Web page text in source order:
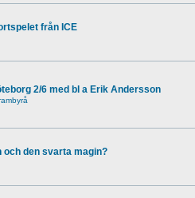
från ICE
2/6 med bl a Erik Andersson
och den svarta magin?